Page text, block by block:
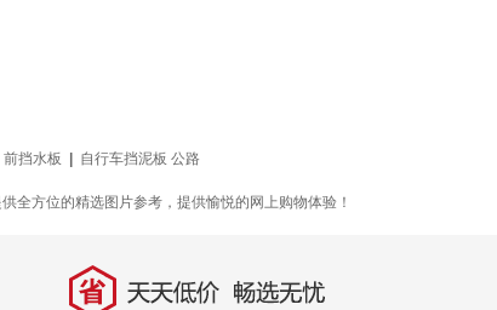
前挡水板
自行车挡泥板 公路
全方位的精选图片参考，提供愉悦的网上购物体验！
省 天天低价，畅选无忧